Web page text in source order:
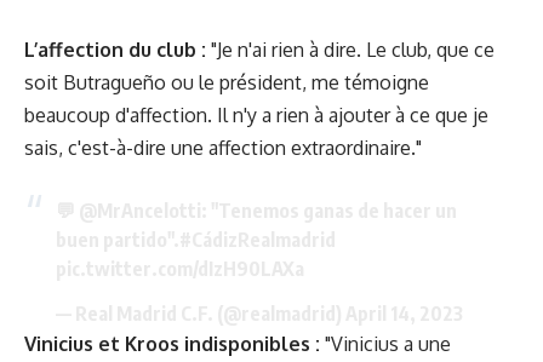
L’affection du club : "Je n'ai rien à dire. Le club, que ce
soit Butragueño ou le président, me témoigne
beaucoup d'affection. Il n'y a rien à ajouter à ce que je
sais, c'est-à-dire une affection extraordinaire."
Vinicius et Kroos indisponibles : "Vinicius a une